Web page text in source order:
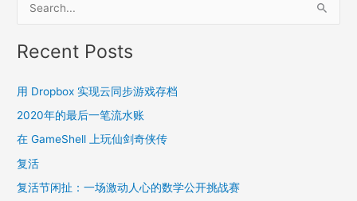
a
c
r
:
Recent Posts
用 Dropbox 实现云同步游戏存档
2020年的最后一笔流水账
在 GameShell 上玩仙剑奇侠传
复活
复活节闲扯：一场激动人心的数学公开挑战赛